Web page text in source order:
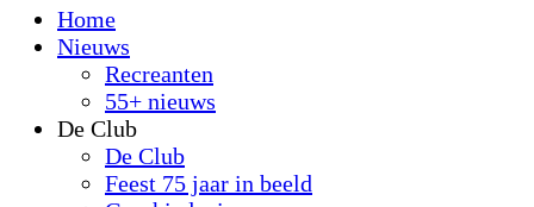
Home
Nieuws
Recreanten
55+ nieuws
De Club
De Club
Feest 75 jaar in beeld